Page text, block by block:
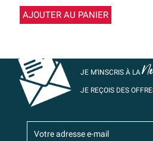
AJOUTER AU PANIER
JE M’INSCRIS À LA
JE REÇOIS DES